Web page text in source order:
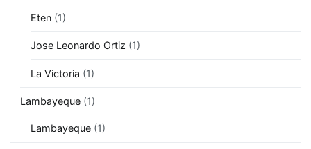
Eten(1)
Jose Leonardo Ortiz (1)
La Victoria (1)
Lambayeque (1)
Lambayeque(1)